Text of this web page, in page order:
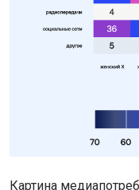
Картина